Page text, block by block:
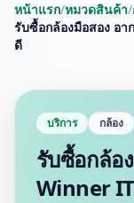
หน้าแรก/หมวดสินค้า/
รับซื้อกล้องมือสอง อา
ดี
บริการ กล้อง
รับซื้อกล้อ
Winner